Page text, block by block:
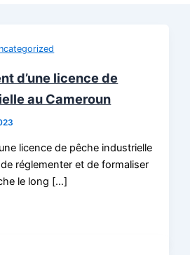
d’une licence de
au Cameroun
licence de pêche industrielle
réglementer et de formaliser
le long […]